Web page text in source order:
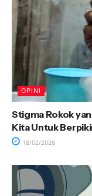
OPINI
Stigma Rokok
Kita Untuk
18/02/2026